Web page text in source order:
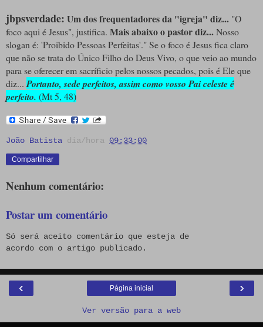
jbpsverdade: Um dos frequentadores da "igreja" diz... "O
foco aqui é Jesus", justifica. Mais abaixo o pastor diz...Nosso
slogan é: 'Proibido Pessoas Perfeitas'." Se o foco é Jesus fica claro
que não se trata do Único Filho do Deus Vivo, o que veio ao mundo
para se oferecer em sacríficio pelos nossos pecados, pois é Ele que
diz... Portanto, sede perfeitos, assim como vosso Pai celeste é
perfeito. (Mt 5, 48)
João Batista dia/hora 09:33:00
Compartilhar
Nenhum comentário:
Postar um comentário
Só será aceito comentário que esteja de
acordo com o artigo publicado.
‹ ›
Página inicial
Ver versão para a web